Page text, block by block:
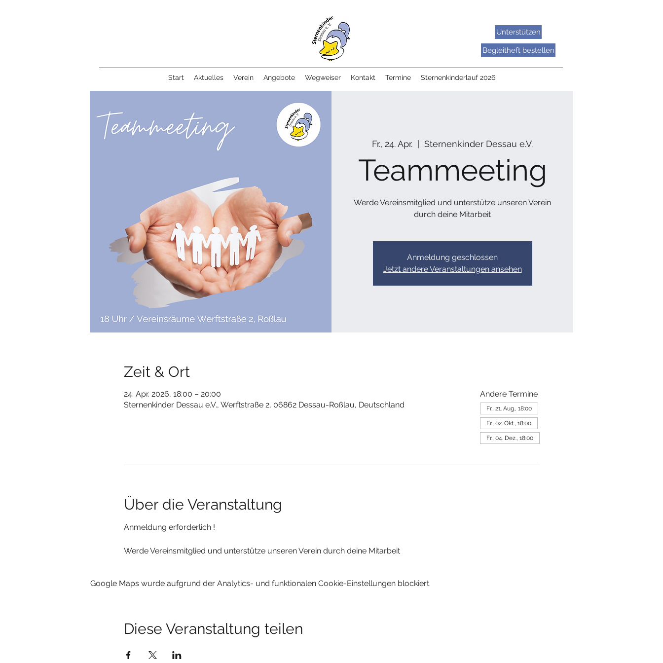
Unterstützen
Begleitheft bestellen
Start Aktuelles Verein Angebote Wegweiser Kontakt Termine Sternenkinderlauf 2026
Fr., 24. Apr. Sternenkinder Dessau e.V.
Teammeeting
Werde Vereinsmitglied und unterstütze unseren Verein
durch deine Mitarbeit
Anmeldung geschlossen
Jetzt andere Veranstaltungen ansehen
Zeit & Ort
24. Apr. 2026, 18:00 – 20:00
Sternenkinder Dessau e.V., Werftstraße 2, 06862 Dessau-Roßlau, Deutschland
Andere Termine
Fr., 21. Aug., 18:00
Fr., 02. Okt., 18:00
Fr., 04. Dez., 18:00
Über die Veranstaltung
Anmeldung erforderlich !
Werde Vereinsmitglied und unterstütze unseren Verein durch deine Mitarbeit
Google Maps wurde aufgrund der Analytics- und funktionalen Cookie-Einstellungen blockiert.
Diese Veranstaltung teilen